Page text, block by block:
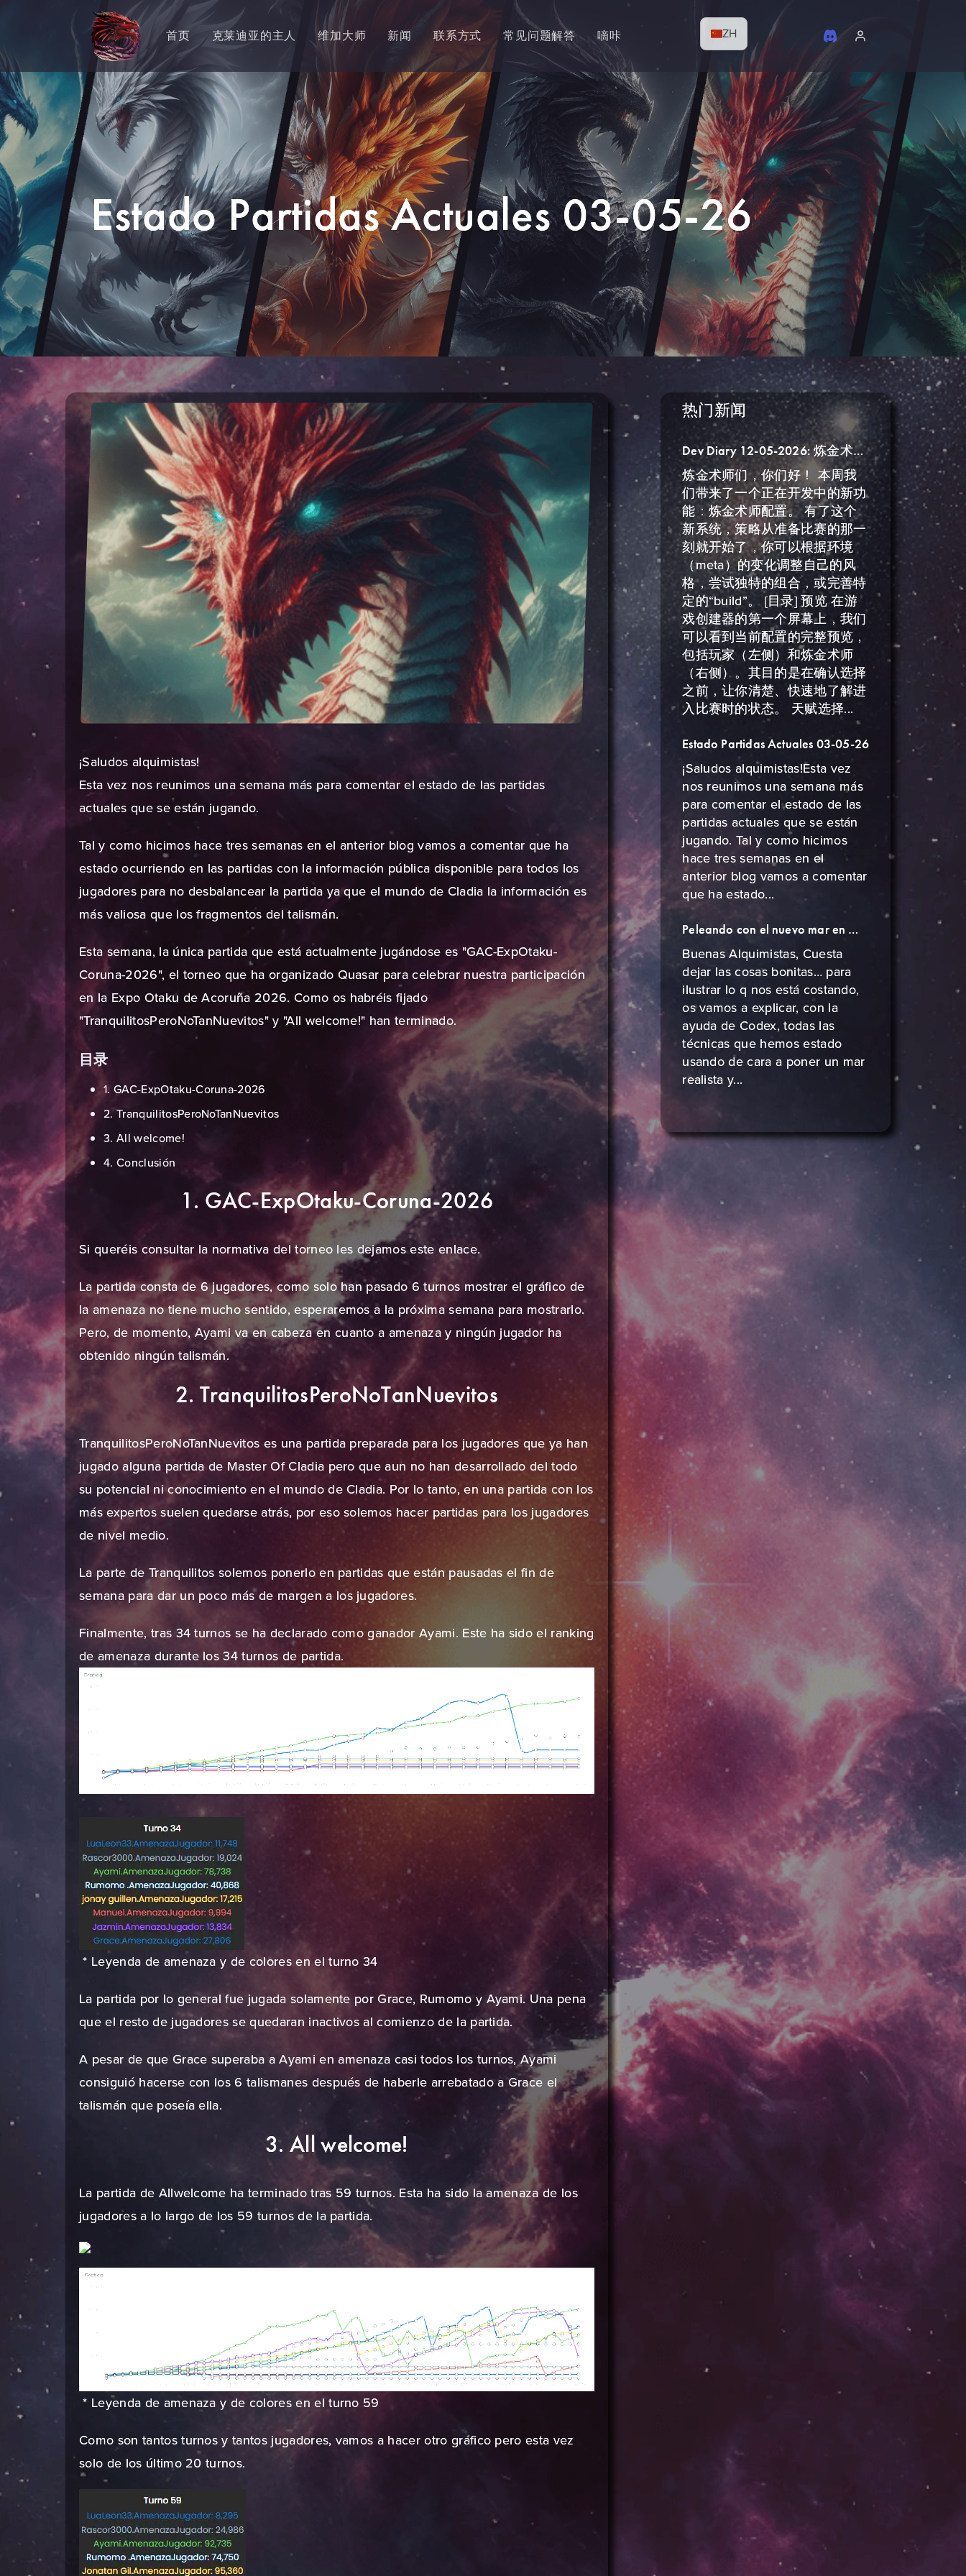
首页 克莱迪亚的主人 维加大师 新闻 联系方式 常见问题解答 嘀咔 ZH
Estado Partidas Actuales 03-05-26
¡Saludos alquimistas!
Esta vez nos reunimos una semana más para comentar el estado de las partidas
actuales que se están jugando.
Tal y como hicimos hace tres semanas en el anterior blog vamos a comentar que ha
estado ocurriendo en las partidas con la información pública disponible para todos los
jugadores para no desbalancear la partida ya que el mundo de Cladia la información es
más valiosa que los fragmentos del talismán.
Esta semana, la única partida que está actualmente jugándose es "GAC-ExpOtaku-
Coruna-2026", el torneo que ha organizado Quasar para celebrar nuestra participación
en la Expo Otaku de Acoruña 2026. Como os habréis fijado
"TranquilitosPeroNoTanNuevitos" y "All welcome!" han terminado.
目录
1. GAC-ExpOtaku-Coruna-2026
2. TranquilitosPeroNoTanNuevitos
3. All welcome!
4. Conclusión
1. GAC-ExpOtaku-Coruna-2026
Si queréis consultar la normativa del torneo les dejamos este enlace.
La partida consta de 6 jugadores, como solo han pasado 6 turnos mostrar el gráfico de
la amenaza no tiene mucho sentido, esperaremos a la próxima semana para mostrarlo.
Pero, de momento, Ayami va en cabeza en cuanto a amenaza y ningún jugador ha
obtenido ningún talismán.
2. TranquilitosPeroNoTanNuevitos
TranquilitosPeroNoTanNuevitos es una partida preparada para los jugadores que ya han
jugado alguna partida de Master Of Cladia pero que aun no han desarrollado del todo
su potencial ni conocimiento en el mundo de Cladia. Por lo tanto, en una partida con los
más expertos suelen quedarse atrás, por eso solemos hacer partidas para los jugadores
de nivel medio.
La parte de Tranquilitos solemos ponerlo en partidas que están pausadas el fin de
semana para dar un poco más de margen a los jugadores.
Finalmente, tras 34 turnos se ha declarado como ganador Ayami. Este ha sido el ranking
de amenaza durante los 34 turnos de partida.
* Leyenda de amenaza y de colores en el turno 34
La partida por lo general fue jugada solamente por Grace, Rumomo y Ayami. Una pena
que el resto de jugadores se quedaran inactivos al comienzo de la partida.
A pesar de que Grace superaba a Ayami en amenaza casi todos los turnos, Ayami
consiguió hacerse con los 6 talismanes después de haberle arrebatado a Grace el
talismán que poseía ella.
3. All welcome!
La partida de Allwelcome ha terminado tras 59 turnos. Esta ha sido la amenaza de los
jugadores a lo largo de los 59 turnos de la partida.
* Leyenda de amenaza y de colores en el turno 59
Como son tantos turnos y tantos jugadores, vamos a hacer otro gráfico pero esta vez
solo de los último 20 turnos.
热门新闻
Dev Diary 12-05-2026: 炼金术师配置。
炼金术师们，你们好！ 本周我
们带来了一个正在开发中的新功
能：炼金术师配置。 有了这个
新系统，策略从准备比赛的那一
刻就开始了，你可以根据环境
（meta）的变化调整自己的风
格，尝试独特的组合，或完善特
定的“build”。 [目录] 预览 在游
戏创建器的第一个屏幕上，我们
可以看到当前配置的完整预览，
包括玩家（左侧）和炼金术师
（右侧）。其目的是在确认选择
之前，让你清楚、快速地了解进
入比赛时的状态。 天赋选择...
Estado Partidas Actuales 03-05-26
¡Saludos alquimistas!Esta vez
nos reunimos una semana más
para comentar el estado de las
partidas actuales que se están
jugando. Tal y como hicimos
hace tres semanas en el
anterior blog vamos a comentar
que ha estado...
Peleando con el nuevo mar en Master of Cladia
Buenas Alquimistas, Cuesta
dejar las cosas bonitas… para
ilustrar lo q nos está costando,
os vamos a explicar, con la
ayuda de Codex, todas las
técnicas que hemos estado
usando de cara a poner un mar
realista y...